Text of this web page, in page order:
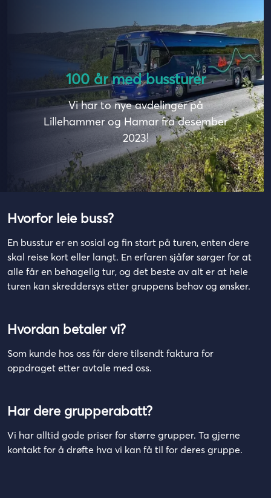
100 år med bussturer
Vi har to nye avdelinger på
Lillehammer og Hamar fra desember
2023!
Hvorfor leie buss?
En busstur er en sosial og fin start på turen, enten dere
skal reise kort eller langt. En erfaren sjåfør sørger for at
alle får en behagelig tur, og det beste av alt er at hele
turen kan skreddersys etter gruppens behov og ønsker.
Hvordan betaler vi?
Som kunde hos oss får dere tilsendt faktura for
oppdraget etter avtale med oss.
Har dere grupperabatt?
Vi har alltid gode priser for større grupper. Ta gjerne
kontakt for å drøfte hva vi kan få til for deres gruppe.